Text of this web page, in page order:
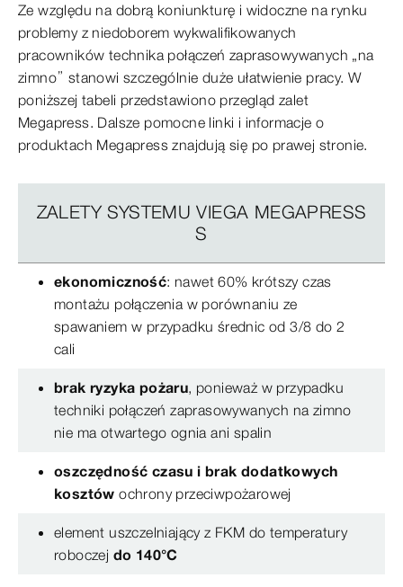
Ze względu na dobrą koniunkturę i widoczne na rynku
problemy z niedoborem wykwalifikowanych
pracowników technika połączeń zaprasowywanych „na
zimno” stanowi szczególnie duże ułatwienie pracy. W
poniższej tabeli przedstawiono przegląd zalet
Megapress. Dalsze pomocne linki i informacje o
produktach Megapress znajdują się po prawej stronie.
ZALETY SYSTEMU VIEGA MEGAPRESS
S
ekonomiczność: nawet 60% krótszy czas
montażu połączenia w porównaniu ze
spawaniem w przypadku średnic od 3/8 do 2
cali
brak ryzyka pożaru, ponieważ w przypadku
techniki połączeń zaprasowywanych na zimno
nie ma otwartego ognia ani spalin
oszczędność czasu i brak dodatkowych
kosztów ochrony przeciwpożarowej
element uszczelniający z FKM do temperatury
roboczej do 140°C